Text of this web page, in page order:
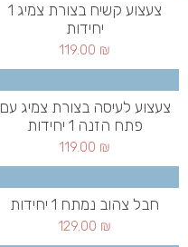
צעצוע קשיח בצורת צמיג 1
יחידות
119.00 ₪
צעצוע לעיסה בצורת צמיג עם
פתח הזנה 1 יחידות
119.00 ₪
חבל צהוב נמתח 1 יחידות
129.00 ₪